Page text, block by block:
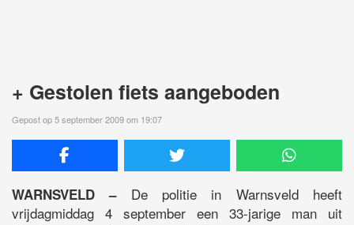
+ Gestolen fiets aangeboden
Gepost op 5 september 2009 om 19:07
WARNSVELD – De politie in Warnsveld heeft
vrijdagmiddag 4 september een 33-jarige man uit